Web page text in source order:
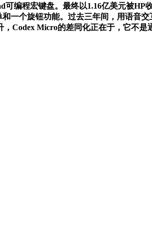
编程宏键盘。最终以1.16亿美元被
一个旋钮功能。过去三年间，用语音
Codex Micro的差同化正在于，它不